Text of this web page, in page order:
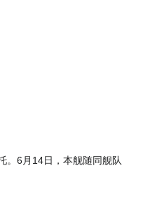
。6月14日，本舰随同舰队